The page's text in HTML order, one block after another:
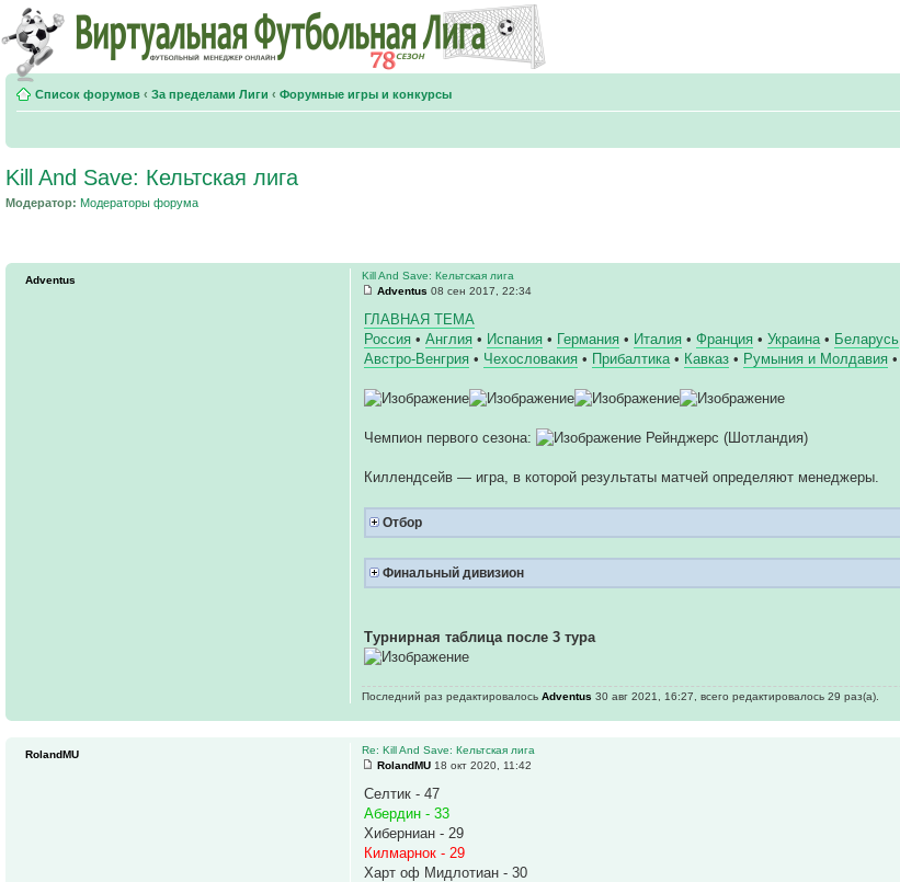
Список форумов ‹ За пределами Лиги ‹ Форумные игры и конкурсы
Kill And Save: Кельтская лига
Модератор: Модераторы форума
Kill And Save: Кельтская лига
Adventus 08 сен 2017, 22:34
ГЛАВНАЯ ТЕМА
Россия •Англия • Испания • Германия • Италия •Франция •Украина • Беларусь
Австро-Венгрия • Чехословакия • Прибалтика • Кавказ • Румыния и Молдавия •
Чемпион первого сезона: Рейнджерс (Шотландия)
Киллендсейв — игра, в которой результаты матчей определяют менеджеры.
Отбор
Финальный дивизион
Турнирная таблица после 3 тура
Последний раз редактировалосьAdventus 30 авг 2021, 16:27, всего редактировалось 29 раз(а).
Adventus
Re: Kill And Save: Кельтская лига
RolandMU 18 окт 2020, 11:42
Селтик - 47
Абердин - 33
Хиберниан - 29
Килмарнок - 29
Харт оф Мидлотиан - 30
RolandMU